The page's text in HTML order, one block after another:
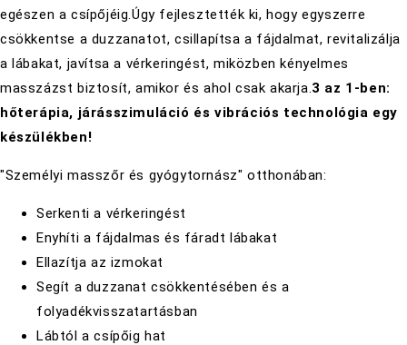
egészen a csípőjéig.Úgy fejlesztették ki, hogy egyszerre
csökkentse a duzzanatot, csillapítsa a fájdalmat, revitalizálja
a lábakat, javítsa a vérkeringést, miközben kényelmes
masszázst biztosít, amikor és ahol csak akarja. 3 az 1-ben:
hőterápia, járásszimuláció és vibrációs technológia egy
készülékben!
"Személyi masszőr és gyógytornász" otthonában:
Serkenti a vérkeringést
Enyhíti a fájdalmas és fáradt lábakat
Ellazítja az izmokat
Segít a duzzanat csökkentésében és a
folyadékvisszatartásban
Lábtól a csípőig hat